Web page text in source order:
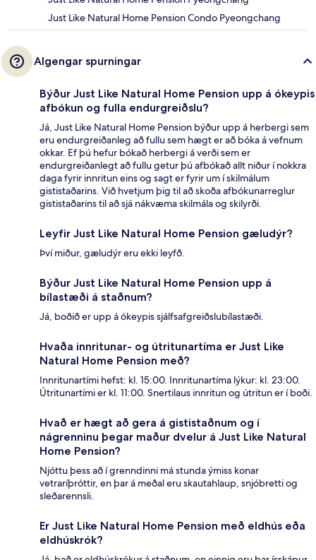
Just Like Natural Home Pension Condo Pyeongchang
Algengar spurningar
Býður Just Like Natural Home Pension upp á ókeypis
afbókun og fulla endurgreiðslu?
Já, Just Like Natural Home Pension býður upp á herbergi sem
eru endurgreiðanleg að fullu sem hægt er að bóka á vefnum
okkar. Ef þú hefur bókað herbergi á verði sem er
endurgreiðanlegt að fullu getur þú afbókað allt niður í nokkra
daga fyrir innritun eins og sagt er fyrir um í skilmálum
gististaðarins. Við hvetjum þig til að skoða afbókunarreglur
gististaðarins til að sjá nákvæma skilmála og skilyrði.
Leyfir Just Like Natural Home Pension gæludýr?
Því miður, gæludýr eru ekki leyfð.
Býður Just Like Natural Home Pension upp á
bílastæði á staðnum?
Já, boðið er upp á ókeypis sjálfsafgreiðslubílastæði.
Hvaða innritunar- og útritunartíma er Just Like
Natural Home Pension með?
Innritunartími hefst: kl. 15:00. Innritunartíma lýkur: kl. 23:00.
Útritunartími er kl. 11:00. Snertilaus innritun og útritun er í boði.
Hvað er hægt að gera á gististaðnum og í
nágrenninu þegar maður dvelur á Just Like Natural
Home Pension?
Njóttu þess að í grenndinni má stunda ýmiss konar
vetraríþróttir, en þar á meðal eru skautahlaup, snjóbretti og
sleðarennsli.
Er Just Like Natural Home Pension með eldhús eða
eldhúskrók?